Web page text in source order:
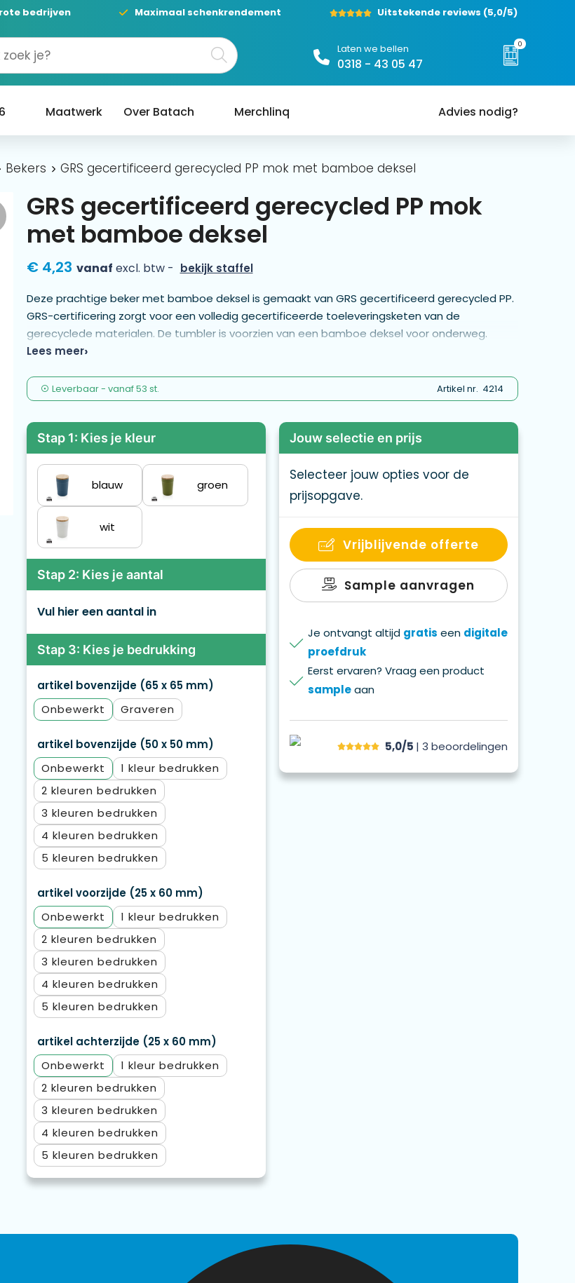
bedrijven Maximaal schenkrendement Uitstekende reviews (5,0/5)
Laten we bellen
0318 - 43 05 47
0
Maatwerk Over Batach Merchlinq Advies nodig?
Bekers GRS gecertificeerd gerecycled PP mok met bamboe deksel
GRS gecertificeerd gerecycled PP mok
met bamboe deksel
€ 4,23 vanaf excl. btw - bekijk staffel
Deze prachtige beker met bamboe deksel is gemaakt van GRS gecertificeerd gerecycled PP.
GRS-certificering zorgt voor een volledig gecertificeerde toeleveringsketen van de
gerecyclede materialen. De tumbler is voorzien van een bamboe deksel voor onderweg.
Totaal gerecycled materiaal: 52% op basis van het totale gewicht van het item. BPA-vrij.
Lees meer
Leverbaar- vanaf53 st. Artikel nr. 4214
Stap 1: Kies je kleur
blauw groen
wit
Stap 2: Kies je aantal
Vul hier een aantal in
Stap 3: Kies je bedrukking
artikel bovenzijde (65 x 65 mm)
Onbewerkt
Graveren
artikel bovenzijde (50 x 50 mm)
Onbewerkt
1
2
3
4
5
artikel voorzijde (25 x 60 mm)
Onbewerkt
1
2
3
4
5
artikel achterzijde (25 x 60 mm)
Onbewerkt
1
2
3
4
5
Jouw selectie en prijs
Selecteer jouw opties voor de
prijsopgave.
Vrijblijvende offerte
Sample aanvragen
Je ontvangt altijd gratis een digitale
proefdruk
Eerst ervaren? Vraag een product
sampleaan
5,0/5 | 3 beoordelingen